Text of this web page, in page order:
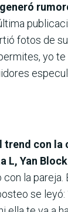
fotos de su
yo te
con la
L, Yan
con la
se leyó: